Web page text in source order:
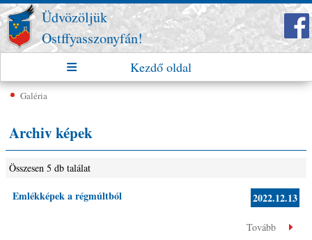
Üdvözöljük
Ostffyasszonyfán!
Kezdő oldal
Galéria
Archiv képek
Összesen 5 db találat
Emlékképek a régmúltból 2022.12.13
Tovább